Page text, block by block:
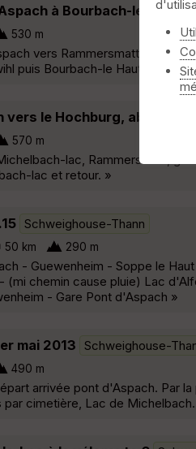
à Bourbach-le-Haut
530 m
vers Rammersmatt par le
puis Bourbach-le Haut , retour
le Hochburg, abri
570 m
lac, Rammersmatt,
lac et retour. »
Schweighouse-Thann
50 km 290 m
- Guewenheim - Soppe le
(mi chemin cause pluie) Lac
- Gare Pont d'Aspach »
mai 2013 Schweighouse-
490 m
arrivée pont d'Aspach. Par
cimetière, Lac de